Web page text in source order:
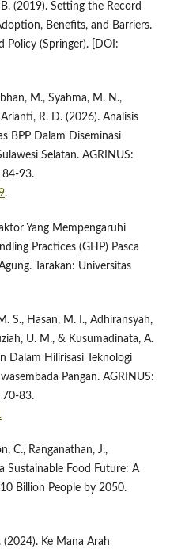
(2019). Setting the Record
Benefits, and Barriers.
Policy (Springer). [DOI:
M., Syahma, M. N.,
R. D. (2026). Analisis
BPP Dalam Diseminasi
Selatan. AGRINUS:
84-93.
.
Yang Mempengaruhi
Practices (GHP) Pasca
Tarakan: Universitas
S., Hasan, M. I., Adhiransyah,
U. M., & Kusumadinata, A.
Dalam Hilirisasi Teknologi
Pangan. AGRINUS:
70-83.
C., Ranganathan, J.,
Sustainable Food Future: A
Billion People by 2050.
(2024). Ke Mana Arah